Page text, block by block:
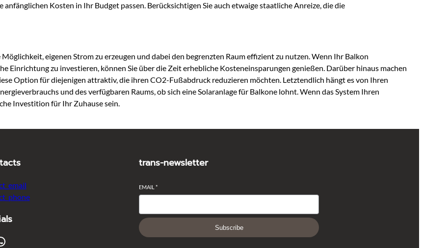
Kosten in Ihr Budget passen. Berücksichtigen Sie auch etwaige staatliche Anreize, die die
eigenen Strom zu erzeugen und dabei den begrenzten Raum effizient zu nutzen. Wenn Ihr Balkon
Einrichtung zu investieren, können Sie über die Zeit erhebliche Kosteneinsparungen genießen. Darüber hinaus machen
Option für diejenigen attraktiv, die ihren CO2-Fußabdruck reduzieren möchten. Letztendlich hängt es von Ihren
und des verfügbaren Raums, ob sich eine Solaranlage für Balkone lohnt. Wenn das System Ihren
Investition für Ihr Zuhause sein.
trans-newsletter
EMAIL*
Subscribe